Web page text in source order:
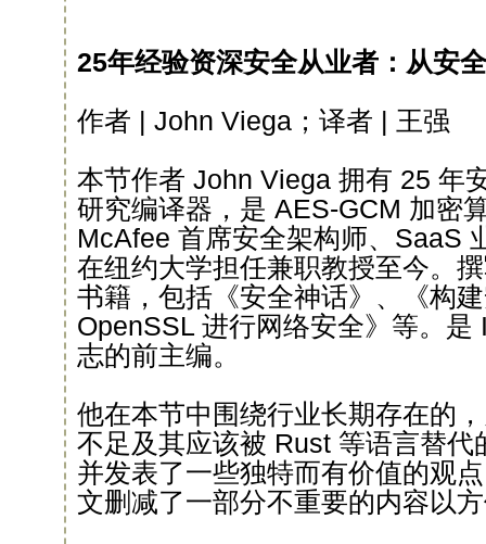
25年经验资深安全从业者：从安
作者 | John Viega；译者 | 王强
本节作者 John Viega 拥有 25 年
研究编译器，是 AES-GCM 加密
McAfee 首席安全架构师、SaaS
在纽约大学担任兼职教授至今。
书籍，包括《安全神话》、《构
OpenSSL 进行网络安全》等。是
志的前主编。
他在本节中围绕行业长期存在的
不足及其应该被 Rust 等语言替代
并发表了一些独特而有价值的观
文删减了一部分不重要的内容以